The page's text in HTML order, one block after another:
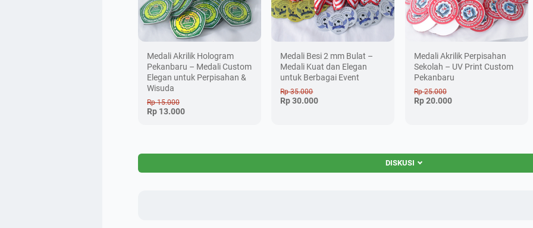
Medali Akrilik Hologram
Pekanbaru – Medali Custom
Elegan untuk Perpisahan &
Wisuda
Rp 15.000
Rp 13.000
Medali Besi 2 mm Bulat –
Medali Kuat dan Elegan
untuk Berbagai Event
Rp 35.000
Rp 30.000
Medali Akrilik Perpisahan
Sekolah – UV Print Custom
Pekanbaru
Rp 25.000
Rp 20.000
DISKUSI